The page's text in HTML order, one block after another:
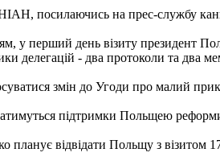
посилаючись на прес-службу
у перший день візиту президент
делегацій - два протоколи та два
змін до Угоди про малий
підтримки Польщею реформи
планує відвідати Польщу з візитом